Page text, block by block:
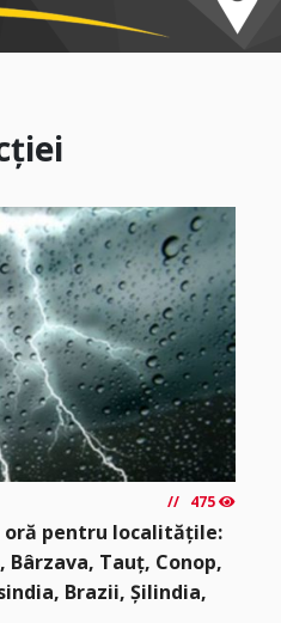
475
pentru localitățile:
Bârzava, Tauț, Conop,
Brazii, Șilindia,